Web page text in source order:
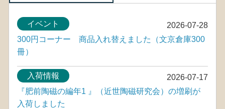
2026-07-28
イベント
300円コーナー 商品入れ替えました（文京倉庫300
冊）
2026-07-17
入荷情報
『肥前陶磁の編年1 』（近世陶磁研究会）の増刷が
入荷しました